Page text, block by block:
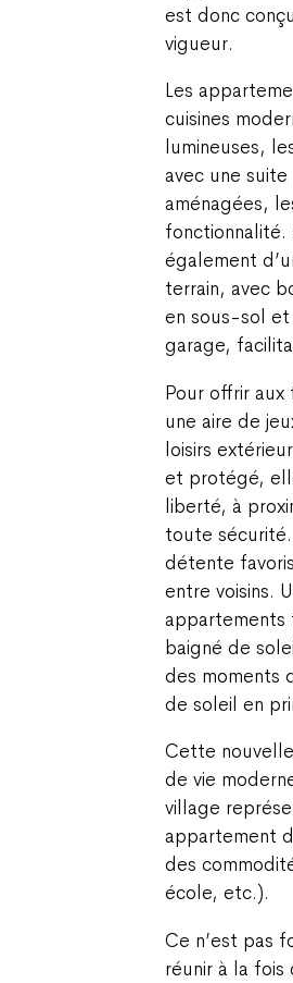
est donc
vigueur.
Les
cuisines
lumineuses,
avec une
aménagées,
fonctionnalité.
également
terrain, avec
en sous-sol et
garage,
‍Pour offrir
une aire de
loisirs
et protégé,
liberté, à
toute
détente
entre voisins.
appartements
baigné de
des moments
de soleil en
Cette
de vie
village
appartement
des
école, etc.).
Ce n’est pas
réunir à la